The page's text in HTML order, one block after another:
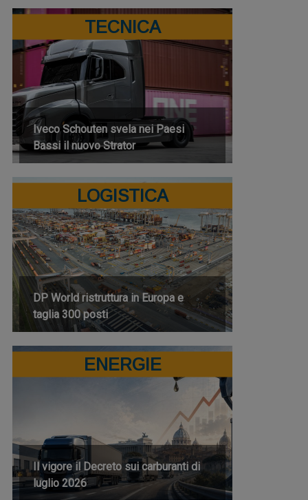
TECNICA
Iveco Schouten svela nei Paesi
Bassi il nuovo Strator
LOGISTICA
DP World ristruttura in Europa e
taglia 300 posti
ENERGIE
Il vigore il Decreto sui carburanti di
luglio 2026